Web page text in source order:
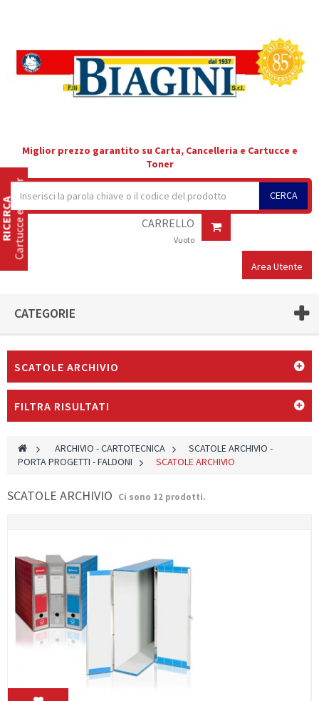
Miglior prezzo garantito su Carta, Cancelleria e Cartucce e
Toner
CERCA
CARRELLO
Vuoto
Area Utente
CATEGORIE
SCATOLE ARCHIVIO
FILTRA RISULTATI
> ARCHIVIO - CARTOTECNICA >
SCATOLE ARCHIVIO -
PORTA PROGETTI - FALDONI
> SCATOLE ARCHIVIO
SCATOLE ARCHIVIO Ci sono 12 prodotti.
Cartucce e Toner